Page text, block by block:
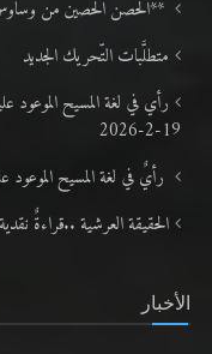
**الحصن الحصين من
متطلَّبات التّحريك الجديد
19-2-2026
رأيٌ في لغة المسيح الموعود عليه السلام ..1 في
الحقيقة العرشية ..قراءةٌ
الأخبار